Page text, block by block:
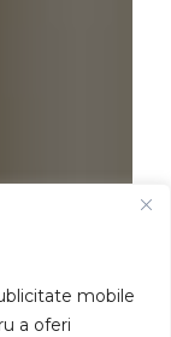
mobile
a oferi